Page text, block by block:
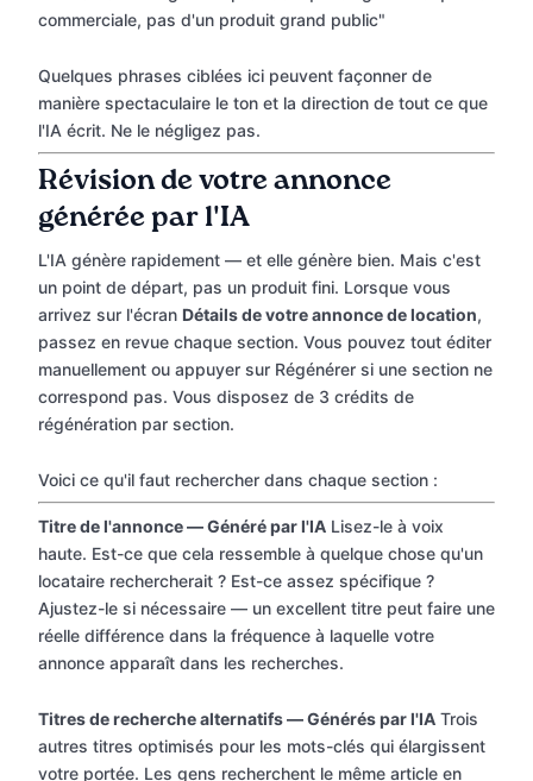
commerciale, pas d'un produit grand public"
Quelques phrases ciblées ici peuvent façonner de
manière spectaculaire le ton et la direction de tout ce que
l'IA écrit. Ne le négligez pas.
Révision de votre annonce
générée par l'IA
L'IA génère rapidement — et elle génère bien. Mais c'est
un point de départ, pas un produit fini. Lorsque vous
arrivez sur l'écran Détails de votre annonce de location,
passez en revue chaque section. Vous pouvez tout éditer
manuellement ou appuyer sur Régénérer si une section ne
correspond pas. Vous disposez de 3 crédits de
régénération par section.
Voici ce qu'il faut rechercher dans chaque section :
Titre de l'annonce — Généré par l'IA Lisez-le à voix
haute. Est-ce que cela ressemble à quelque chose qu'un
locataire rechercherait ? Est-ce assez spécifique ?
Ajustez-le si nécessaire — un excellent titre peut faire une
réelle différence dans la fréquence à laquelle votre
annonce apparaît dans les recherches.
Titres de recherche alternatifs — Générés par l'IA Trois
autres titres optimisés pour les mots-clés qui élargissent
votre portée. Les gens recherchent le même article en